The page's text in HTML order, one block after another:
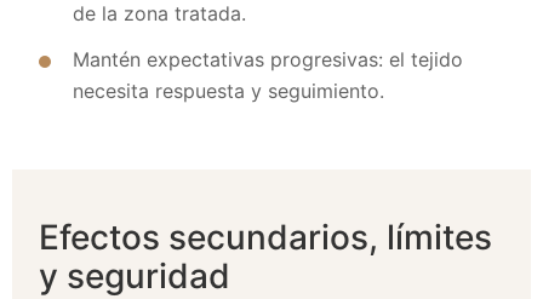
de la zona tratada.
Mantén expectativas progresivas: el tejido
necesita respuesta y seguimiento.
Efectos secundarios, límites
y seguridad